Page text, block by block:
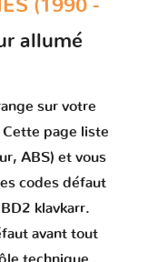
(1990 -
allumé
sur votre
Cette page liste
ABS) et vous
codes défaut
klavkarr.
avant tout